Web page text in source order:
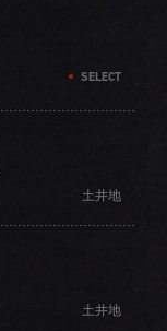
SELECT
土井地
土井地